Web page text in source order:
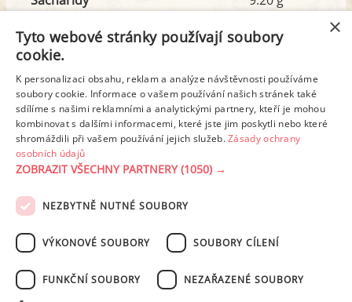
z toho cukr
5.47 g
Tuk
z toho nas. mastné kyseliny
22.44 g
4.83 g
Detailní rozpis
PODMÍNKY UŽITÍ ZÁSADY OCHRANY OSOBNÍCH ÚDAJŮ
NASTAVENÍ COOKIES
×
Tyto webové stránky používají soubory
cookie.
K personalizaci obsahu, reklam a analýze návštěvnosti používáme
soubory cookie. Informace o vašem používání našich stránek také
sdílíme s našimi reklamními a analytickými partnery, kteří je mohou
kombinovat s dalšími informacemi, které jste jim poskytli nebo které
shromáždili při vašem používání jejich služeb.Zásady ochrany
osobních údajů
ZOBRAZIT VŠECHNY PARTNERY(1050) →
NEZBYTNĚ NUTNÉ SOUBORY
VÝKONOVÉ SOUBORY SOUBORY CÍLENÍ
FUNKČNÍ SOUBORY NEZAŘAZENÉ SOUBORY